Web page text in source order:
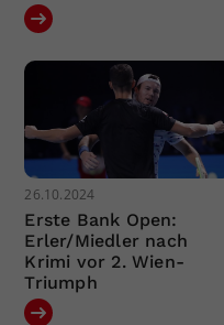
26.10.2024
Erste Bank Open:
Erler/Miedler nach
Krimi vor 2. Wien-
Triumph